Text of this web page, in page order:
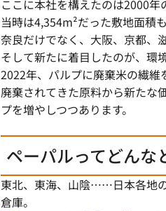
ここに本社を構えたのは2000年
当時は4,354m²だった敷地面積
奈良だけでなく、大阪、京都、
そして新たに着目したのが、環
2022年、パルプに廃棄米の繊
廃棄されてきた原料から新たな
プを増やしつつあります。
ペーパルってどんな
東北、東海、山陰……日本各地
倉庫。